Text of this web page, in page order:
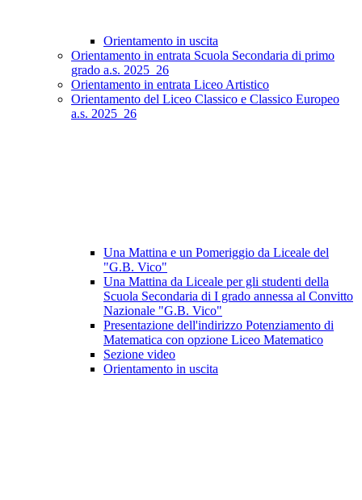
Orientamento in uscita
Orientamento in entrata Scuola Secondaria di primo
grado a.s. 2025_26
Orientamento in entrata Liceo Artistico
Orientamento del Liceo Classico e Classico Europeo
a.s. 2025_26
Una Mattina e un Pomeriggio da Liceale del
"G.B. Vico"
Una Mattina da Liceale per gli studenti della
Scuola Secondaria di I grado annessa al Convitto
Nazionale "G.B. Vico"
Presentazione dell'indirizzo Potenziamento di
Matematica con opzione Liceo Matematico
Sezione video
Orientamento in uscita